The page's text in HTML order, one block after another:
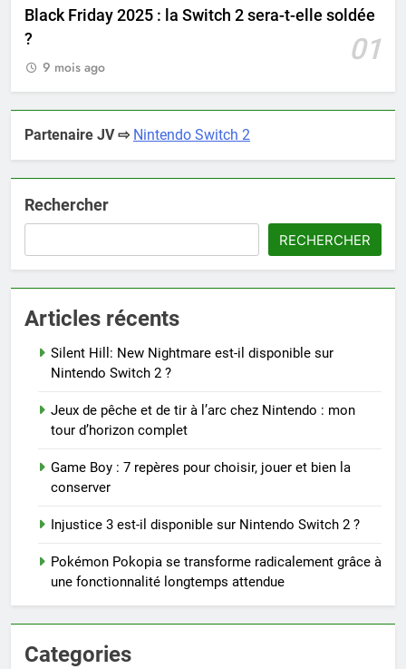
Black Friday 2025 : la Switch 2 sera-t-elle soldée
?
01
9 mois ago
Partenaire JV ⇨ Nintendo Switch 2
Rechercher
RECHERCHER
Articles récents
Silent Hill: New Nightmare est-il disponible sur
Nintendo Switch 2 ?
Jeux de pêche et de tir à l’arc chez Nintendo : mon
tour d’horizon complet
Game Boy : 7 repères pour choisir, jouer et bien la
conserver
Injustice 3 est-il disponible sur Nintendo Switch 2 ?
Pokémon Pokopia se transforme radicalement grâce à
une fonctionnalité longtemps attendue
Categories